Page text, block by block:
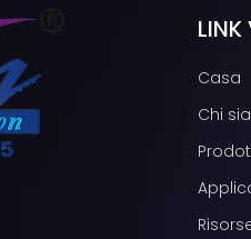
LINK
Casa
Chi